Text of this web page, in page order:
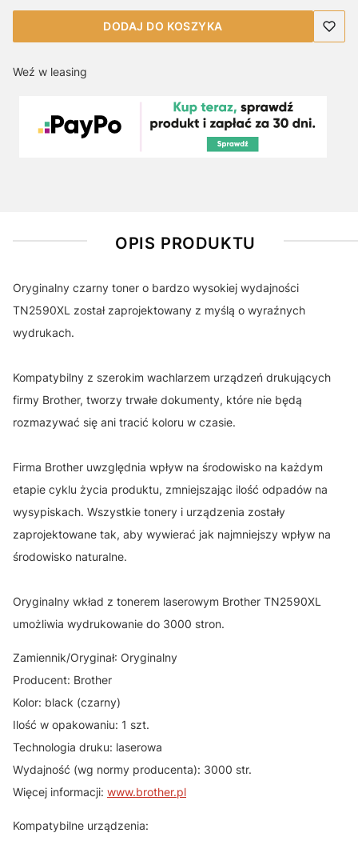
DODAJ DO KOSZYKA
Weź w leasing
OPIS PRODUKTU
Oryginalny czarny toner o bardzo wysokiej wydajności
TN2590XL został zaprojektowany z myślą o wyraźnych
wydrukach.
Kompatybilny z szerokim wachlarzem urządzeń drukujących
firmy Brother, tworzy trwałe dokumenty, które nie będą
rozmazywać się ani tracić koloru w czasie.
Firma Brother uwzględnia wpływ na środowisko na każdym
etapie cyklu życia produktu, zmniejszając ilość odpadów na
wysypiskach. Wszystkie tonery i urządzenia zostały
zaprojektowane tak, aby wywierać jak najmniejszy wpływ na
środowisko naturalne.
Oryginalny wkład z tonerem laserowym Brother TN2590XL
umożliwia wydrukowanie do 3000 stron.
Zamiennik/Oryginał: Oryginalny
Producent: Brother
Kolor: black (czarny)
Ilość w opakowaniu: 1 szt.
Technologia druku: laserowa
Wydajność (wg normy producenta): 3000 str.
Więcej informacji: www.brother.pl
Kompatybilne urządzenia: